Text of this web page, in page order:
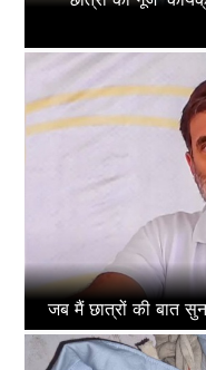
जब मैं छात्रों की बात